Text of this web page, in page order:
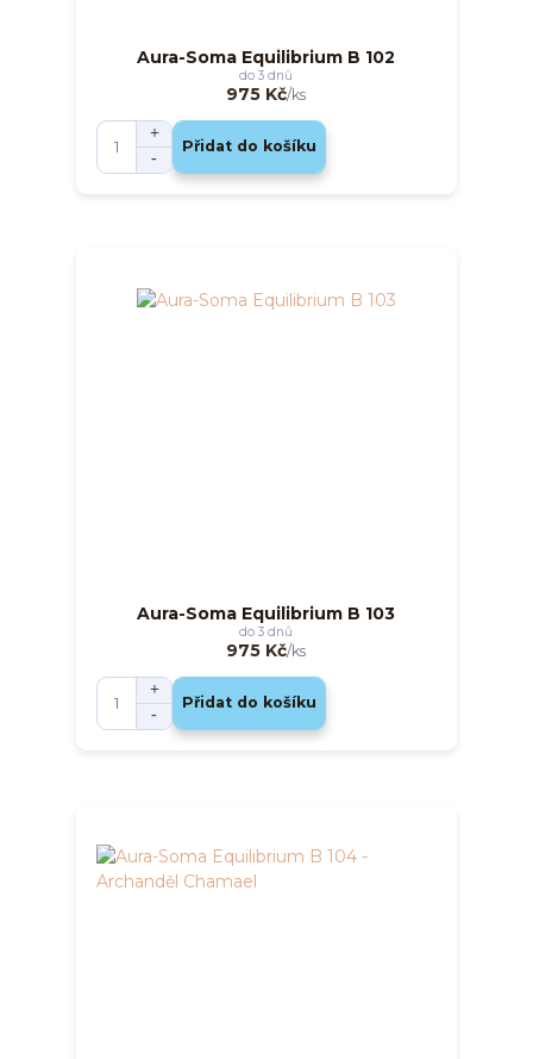
Aura-Soma Equilibrium B 102
975 Kč/ks
do 3 dnů
Přidat do košíku
Aura-Soma Equilibrium B 103
975 Kč/ks
do 3 dnů
Přidat do košíku